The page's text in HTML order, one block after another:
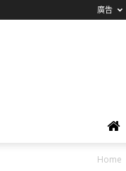
廣告
Home